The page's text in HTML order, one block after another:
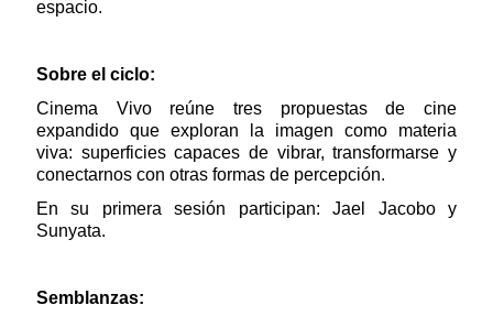
espacio.
Sobre el ciclo:
Cinema Vivo reúne tres propuestas de cine
expandido que exploran la imagen como materia
viva: superficies capaces de vibrar, transformarse y
conectarnos con otras formas de percepción.
En su primera sesión participan: Jael Jacobo y
Sunyata.
Semblanzas: